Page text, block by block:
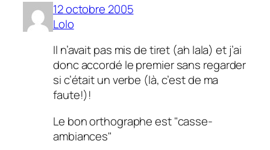
12 octobre 2005
Lolo
Il n’avait pas mis de tiret (ah lala) et j’ai
donc accordé le premier sans regarder
si c’était un verbe (là, c’est de ma
faute!)!
Le bon orthographe est "casse-
ambiances"